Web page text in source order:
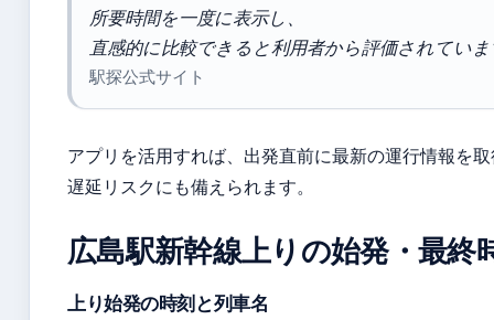
所要時間を一度に表示し、
直感的に比較できると利用者から評価されてい
駅探公式サイト
アプリを活用すれば、出発直前に最新の運行情報を
遅延リスクにも備えられます。
広島駅新幹線上りの始発・最終
上り始発の時刻と列車名